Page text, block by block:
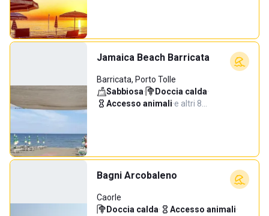
Jamaica Beach Barricata
Barricata, Porto Tolle
Sabbiosa· Doccia calda·
Accesso animali·e altri 8…
Bagni Arcobaleno
Caorle
Doccia calda· Accesso animali·